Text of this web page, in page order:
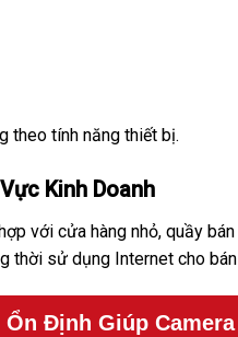
theo tính năng thiết bị.
Kinh Doanh
với cửa hàng nhỏ, quầy
thời sử dụng Internet cho
Định Giúp